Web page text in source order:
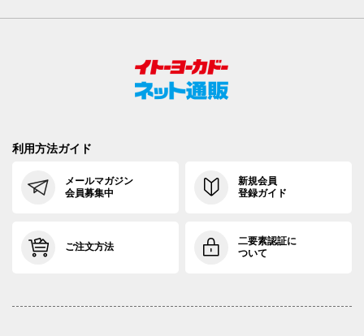
利用方法ガイド
メールマガジン
会員募集中
新規会員
登録ガイド
ご注文方法
二要素認証に
ついて